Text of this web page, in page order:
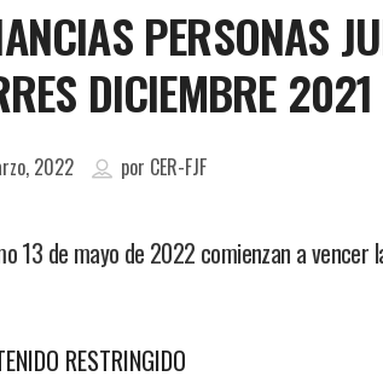
PERSONAS
DICIEMBRE
2022 por CER-FJF
13 de mayo de 2022 comienzan a
RESTRINGIDO